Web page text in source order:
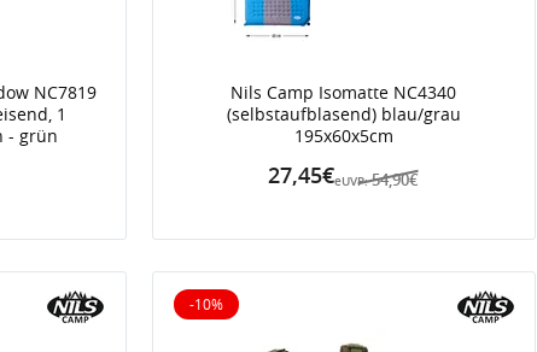
NC7819
1
- grün
Nils Camp Isomatte NC4340
(selbstaufblasend) blau/grau
195x60x5cm
eUVP: 54,90€
27,45€
-10%
10% reduziert